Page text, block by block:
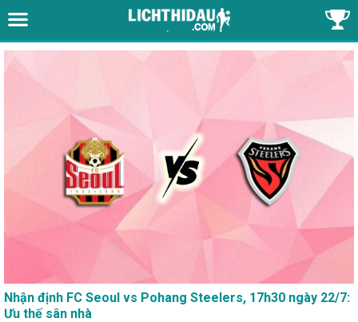
Nhận định FC Seoul vs Pohang Steelers, 17h30 ngày 22/7:
Ưu thế sân nhà